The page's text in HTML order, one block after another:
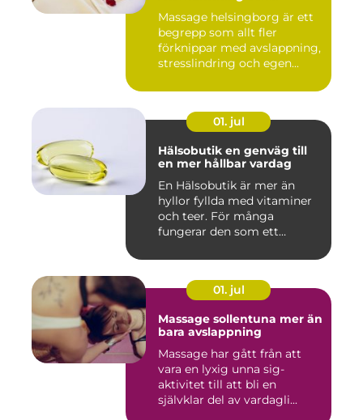
Massage helsingborg är ett
begrepp som allt fler
förknippar med avslappning,
stresslindring och egen...
01. jul
Hälsobutik en genväg till
en mer hållbar vardag
En Hälsobutik är mer än
hyllor fyllda med vitaminer
och teer. För många
fungerar den som ett
01. jul
Massage sollentuna mer än
bara avslappning
Massage har gått från att
vara en lyxig unna sig-
aktivitet till att bli en
självklar del av vardagli...